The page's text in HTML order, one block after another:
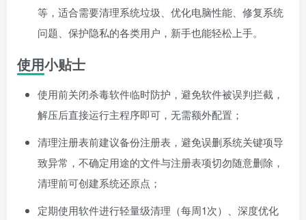
等，适合需要清理系统垃圾、优化电脑性能、修复系统
问题、保护隐私的各类用户，新手也能轻松上手。
使用小贴士
使用前关闭杀毒软件临时防护，避免软件被误判拦截，
解压后直接运行主程序即可，无需额外配置；
清理注册表前建议备份注册表，避免误删系统关键项导
致异常，不确定用途的文件与注册表项切勿随意删除，
清理前可创建系统还原点；
定期使用软件进行轻量级清理（每周1次）、深度优化